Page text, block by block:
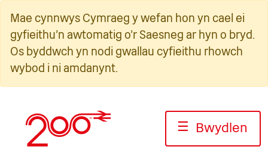
cynnwys
Mae cynnwys Cymraeg y wefan hon yn cael ei
gyfieithu'n awtomatig o'r Saesneg ar hyn o bryd.
Os byddwch yn nodi gwallau cyfieithu rhowch
wybod i ni amdanynt.
☰ Bwydlen